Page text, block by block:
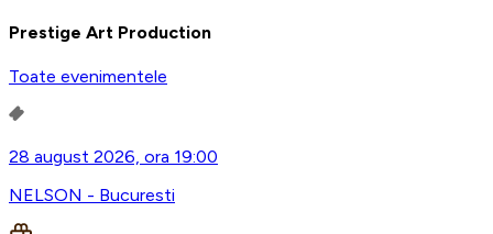
Prestige Art Production
Toate evenimentele
28 august 2026, ora 19:00
NELSON - Bucuresti